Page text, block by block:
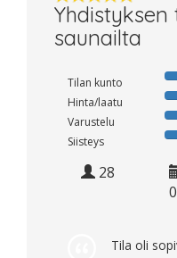
Yhdistyksen
saunailta
Tilan kunto
Hinta/laatu
Varustelu
Siisteys
28
Tila oli